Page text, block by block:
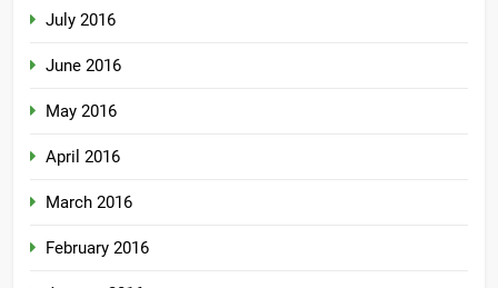
July 2016
June 2016
May 2016
April 2016
March 2016
February 2016